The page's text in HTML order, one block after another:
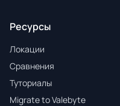
Ресурсы
Локации
Сравнения
Туториалы
Migrate to Valebyte